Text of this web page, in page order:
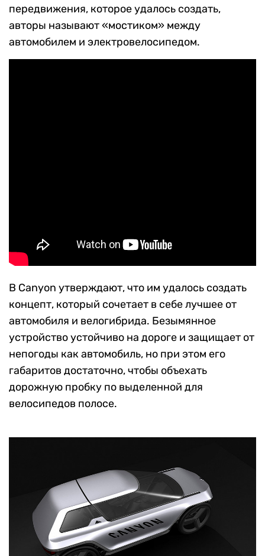
передвижения, которое удалось создать,
авторы называют «мостиком» между
автомобилем и электровелосипедом.
В Canyon утверждают, что им удалось создать
концепт, который сочетает в себе лучшее от
автомобиля и велогибрида. Безымянное
устройство устойчиво на дороге и защищает от
непогоды как автомобиль, но при этом его
габаритов достаточно, чтобы объехать
дорожную пробку по выделенной для
велосипедов полосе.